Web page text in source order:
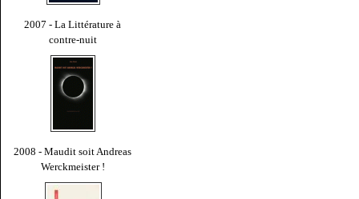
2007 - La Littérature à
contre-nuit
2008 - Maudit soit Andreas
Werckmeister !